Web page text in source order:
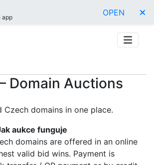
app OPEN
Domain Auctions
Czech domains in one place.
aukce funguje
domains are offered in an online
valid bid wins. Payment is